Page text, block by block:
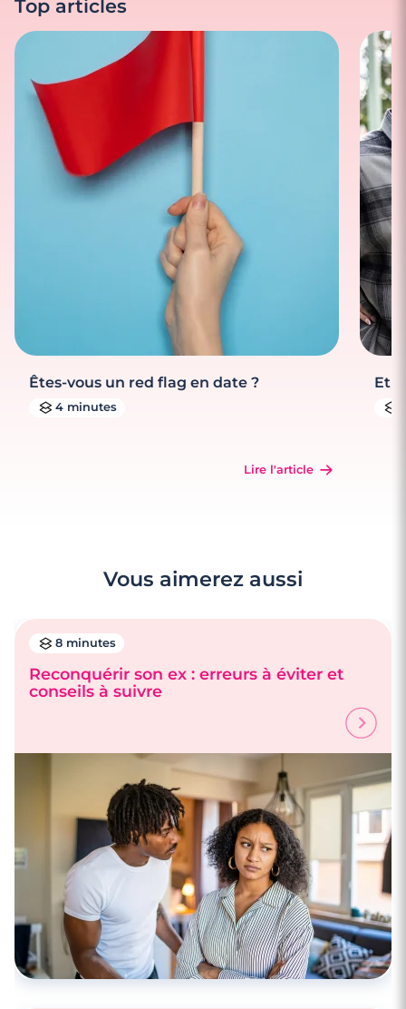
Top articles
Êtes-vous un red flag en date ?
4 minutes
Lire l'article
Et
Vous aimerez aussi
8 minutes
Reconquérir son ex : erreurs à éviter et
conseils à suivre